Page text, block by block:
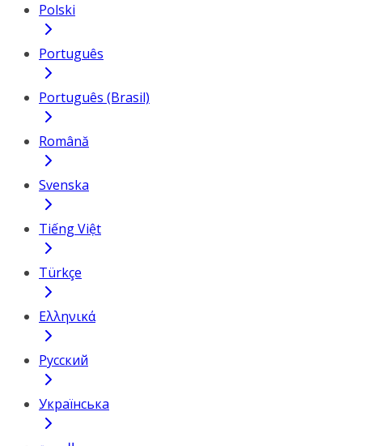
Polski
Português
Português (Brasil)
Română
Svenska
Tiếng Việt
Türkçe
Ελληνικά
Русский
Українська